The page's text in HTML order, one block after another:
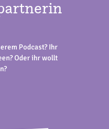
Podcast? Ihr
Oder ihr wollt